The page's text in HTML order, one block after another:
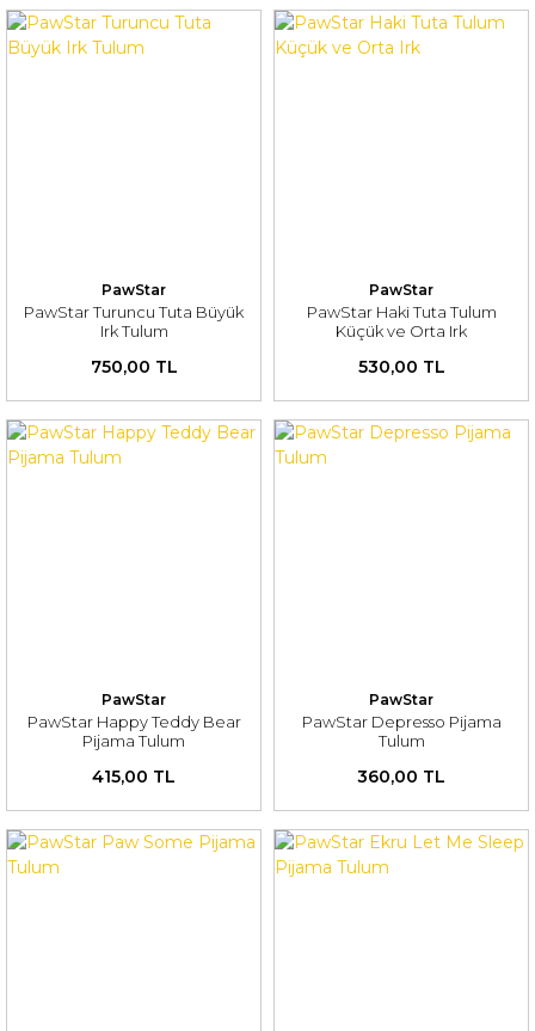
PawStar
PawStar Turuncu Tuta Büyük
Irk Tulum
750,00 TL
PawStar
PawStar Haki Tuta Tulum
Küçük ve Orta Irk
530,00 TL
PawStar
PawStar Happy Teddy Bear
Pijama Tulum
415,00 TL
PawStar
PawStar Depresso Pijama
Tulum
360,00 TL